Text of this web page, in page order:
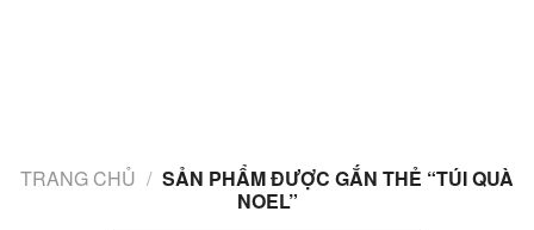
TRANG CHỦ / SẢN PHẨM ĐƯỢC GẮN THẺ “TÚI QUÀ
NOEL”